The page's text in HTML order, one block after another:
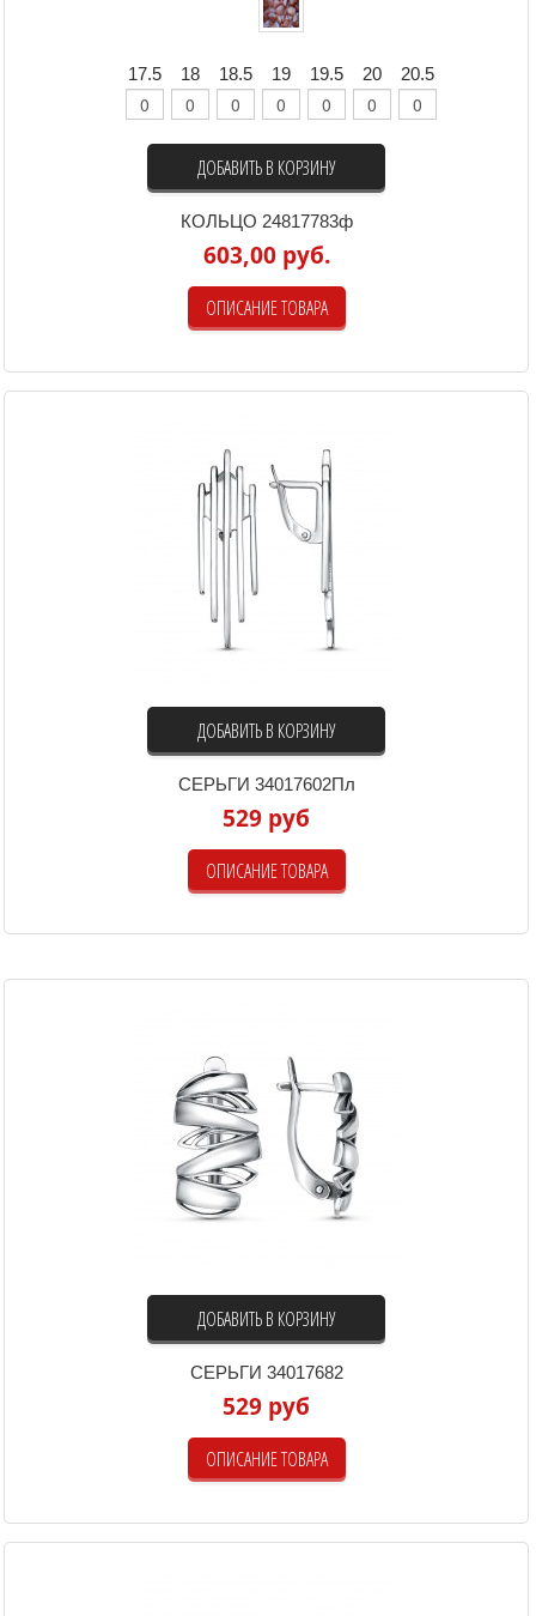
17.5 18 18.5 19 19.5 20 20.5
ДОБАВИТЬ В КОРЗИНУ
КОЛЬЦО 24817783ф
603,00 руб.
ОПИСАНИЕ ТОВАРА
ДОБАВИТЬ В КОРЗИНУ
СЕРЬГИ 34017602Пл
529 руб
ОПИСАНИЕ ТОВАРА
ДОБАВИТЬ В КОРЗИНУ
СЕРЬГИ 34017682
529 руб
ОПИСАНИЕ ТОВАРА